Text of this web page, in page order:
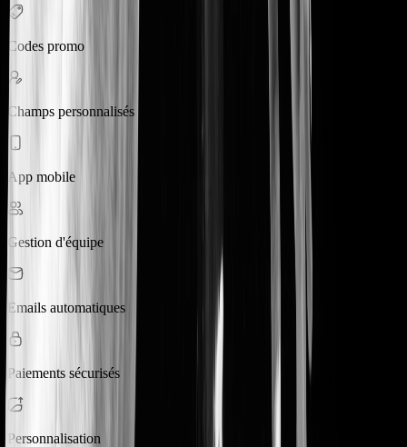
Codes promo
Champs personnalisés
App mobile
Gestion d'équipe
Emails automatiques
Paiements sécurisés
Personnalisation